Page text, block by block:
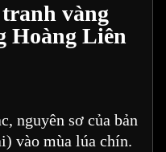
vàng
Hoàng Liên
nguyên sơ của bản
vào mùa lúa chín.